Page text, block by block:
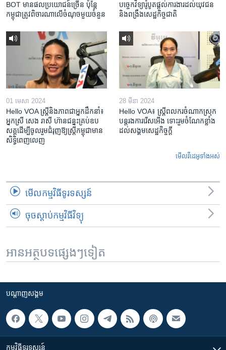
BOT​ មាន​ផល​ប្រយោជន៍​ច្រើន ប៉ុន្តែ​
កម្ពុជា​ត្រូវ​ពិចារណា​លើ​ចំណុច​មួយ​ចំនួន
បច្ចេកវិទ្យា​រ៉ូបូត​ផ្តល់​ការងារ​ដល់​យុវជន
និង​ពង្រឹង​​សេដ្ឋកិច្ច​ជាតិ​​​​​​
01 មេសា 2024
Hello VOA ស្ត្រីនិងភាពជាអ្នកដឹកនាំ៖
អ្នកស្រី សេង រាសី ហ៊ានជន្នះគ្រប់ឧប
សគ្គដើម្បីចូលរួមជំរុញឱ្យស្រ្តីកម្ពុជាមាន
សិទ្ធិពេញលេញ
28 មីនា 2024
Hello VOA៖ ស្រ្តីពលករចំណាកស្រុក
បន្តរងការរើសអើង ទោះរួមចំណែកខ្លាំង
ដល់សង្គមសេដ្ឋកិច្ចក្តី
មើល​វីដេអូ​ទាំង​អស់
មើល​កម្មវិធី​ទូរទស្សន៍
ចុចស្តាប់កម្មវិធីវិទ្យុ
អានអត្ថបទផ្សេងៗទៀត
បណ្តាញ​សង្គម
កម្មវិធី​ទូរទស្សន៍